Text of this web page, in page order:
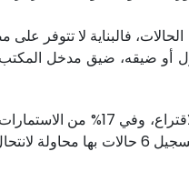
وفي ذات السياق، سجل المجلس في 18